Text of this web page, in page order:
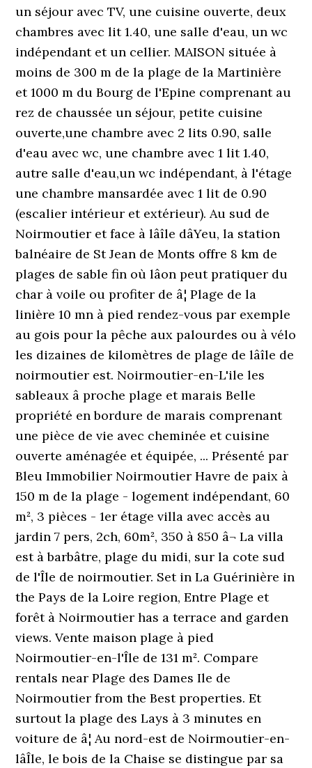
un séjour avec TV, une cuisine ouverte, deux
chambres avec lit 1.40, une salle d'eau, un wc
indépendant et un cellier. MAISON située à
moins de 300 m de la plage de la Martinière
et 1000 m du Bourg de l'Epine comprenant au
rez de chaussée un séjour, petite cuisine
ouverte,une chambre avec 2 lits 0.90, salle
d'eau avec wc, une chambre avec 1 lit 1.40,
autre salle d'eau,un wc indépendant, à l'étage
une chambre mansardée avec 1 lit de 0.90
(escalier intérieur et extérieur). Au sud de
Noirmoutier et face à lâîle dâYeu, la station
balnéaire de St Jean de Monts offre 8 km de
plages de sable fin où lâon peut pratiquer du
char à voile ou profiter de â¦ Plage de la
linière 10 mn à pied rendez-vous par exemple
au gois pour la pêche aux palourdes ou à vélo
les dizaines de kilomètres de plage de lâîle de
noirmoutier est. Noirmoutier-en-L'ile les
sableaux â proche plage et marais Belle
propriété en bordure de marais comprenant
une pièce de vie avec cheminée et cuisine
ouverte aménagée et équipée, ... Présenté par
Bleu Immobilier Noirmoutier Havre de paix à
150 m de la plage - logement indépendant, 60
m², 3 pièces - 1er étage villa avec accès au
jardin 7 pers, 2ch, 60m², 350 à 850 â¬ La villa
est à barbâtre, plage du midi, sur la cote sud
de l'Île de noirmoutier. Set in La Guérinière in
the Pays de la Loire region, Entre Plage et
forêt à Noirmoutier has a terrace and garden
views. Vente maison plage à pied
Noirmoutier-en-l'Île de 131 m². Compare
rentals near Plage des Dames Ile de
Noirmoutier from the Best properties. Et
surtout la plage des Lays à 3 minutes en
voiture de â¦ Au nord-est de Noirmoutier-en-
lâÎle, le bois de la Chaise se distingue par sa